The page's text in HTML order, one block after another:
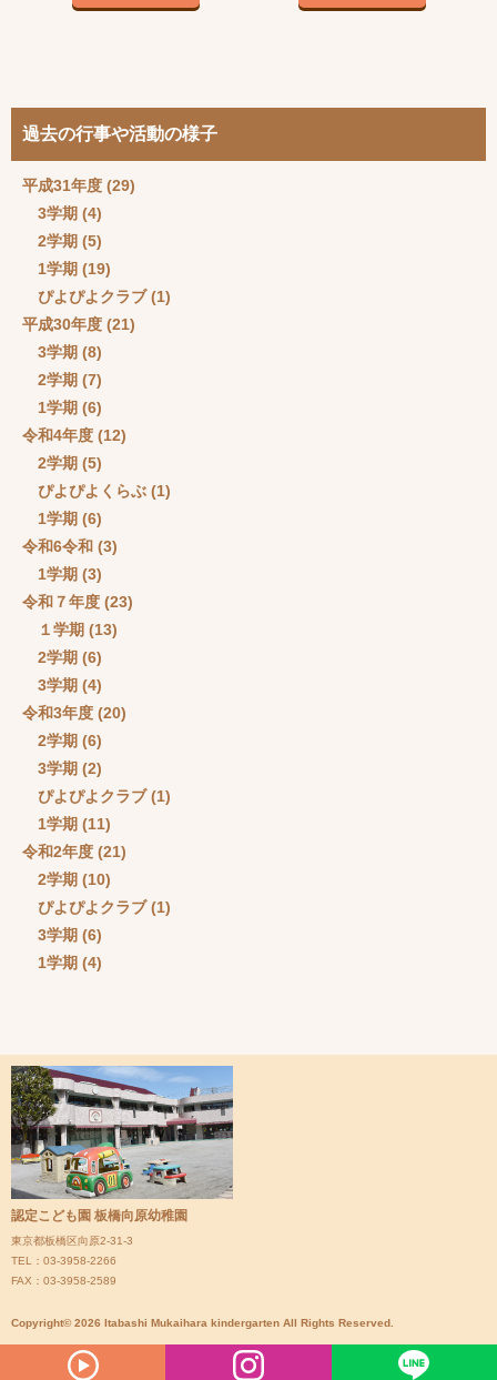
過去の行事や活動の様子
平成31年度 (29)
3学期 (4)
2学期 (5)
1学期 (19)
ぴよぴよクラブ(1)
平成30年度 (21)
3学期 (8)
2学期 (7)
1学期 (6)
令和4年度 (12)
2学期 (5)
ぴよぴよくらぶ (1)
1学期 (6)
令和6令和 (3)
1学期 (3)
令和７年度 (23)
１学期 (13)
2学期 (6)
3学期 (4)
令和3年度 (20)
2学期 (6)
3学期 (2)
ぴよぴよクラブ(1)
1学期 (11)
令和2年度 (21)
2学期 (10)
ぴよぴよクラブ(1)
3学期 (6)
1学期 (4)
認定こども園 板橋向原幼稚園
東京都板橋区向原2-31-3
TEL：03-3958-2266
FAX：03-3958-2589
Copyright© 2026 Itabashi Mukaihara kindergarten All Rights Reserved.